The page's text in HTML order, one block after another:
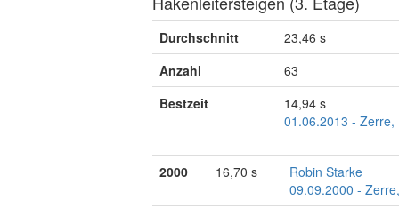
Durchschnitt
23,46 s
Anzahl
63
Bestzeit
14,94 s
01.06.2013 - Zerre,
2000 16,70 s
Robin Starke
09.09.2000 -